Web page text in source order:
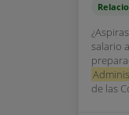
salario
de las